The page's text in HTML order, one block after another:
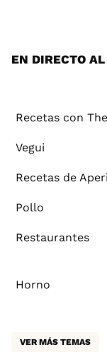
EN DIRECTO
Recetas con
Vegui
Recetas de
Pollo
Restaurantes
Horno
VER MÁS TEMAS